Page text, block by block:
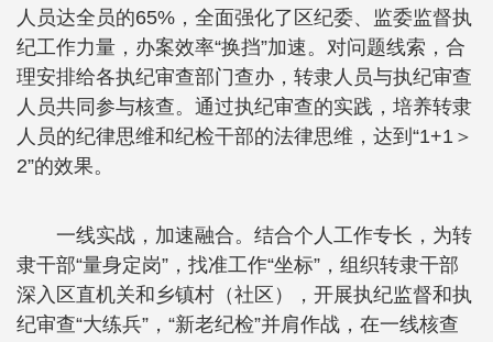
人员达全员的65%，全面强化了区纪委、监委监督执
纪工作力量，办案效率“换挡”加速。对问题线索，合
理安排给各执纪审查部门查办，转隶人员与执纪审查
人员共同参与核查。通过执纪审查的实践，培养转隶
人员的纪律思维和纪检干部的法律思维，达到“1+1＞
2”的效果。
一线实战，加速融合。结合个人工作专长，为转
隶干部“量身定岗”，找准工作“坐标”，组织转隶干部
深入区直机关和乡镇村（社区），开展执纪监督和执
纪审查“大练兵”，“新老纪检”并肩作战，在一线核查